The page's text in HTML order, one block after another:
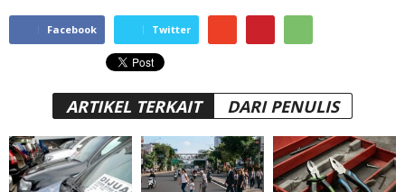
Facebook Twitter
ARTIKEL TERKAIT DARI PENULIS